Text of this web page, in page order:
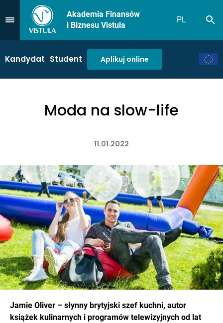
Przejdź do Menu
Akademia Finansów
i Biznesu Vistula
PL
Kandydat Student Aplikuj online
Moda na slow-life
11.01.2022
Jamie Oliver – słynny brytyjski szef kuchni, autor
książek kulinarnych i programów telewizyjnych od lat